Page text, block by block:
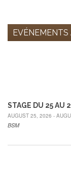
EVÉNEMENTS
STAGE DU 25 AU
AUGUST 25, 2026 -
BSM